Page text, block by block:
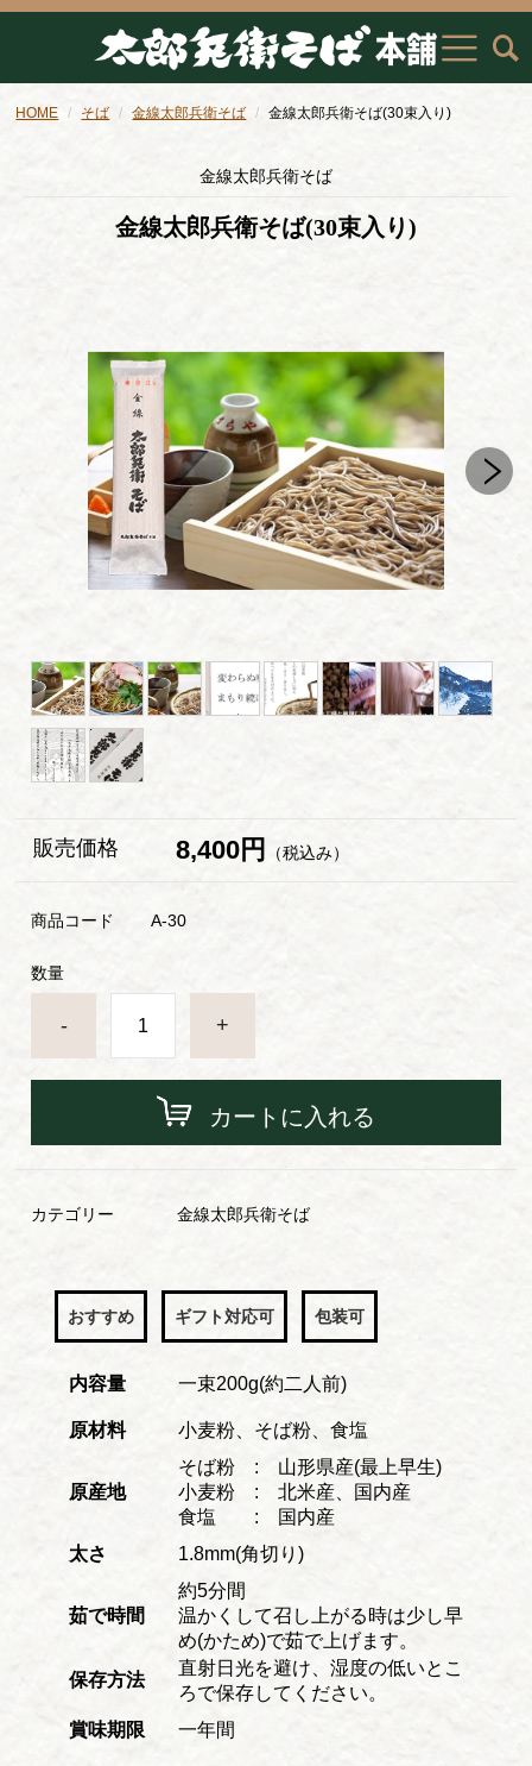
HOME そば 金線太郎兵衛そば 金線太郎兵衛そば(30束入り)
金線太郎兵衛そば
金線太郎兵衛そば(30束入り)
販売価格 8,400円 （税込み）
商品コード A-30
数量
- +
カートに入れる
カテゴリー 金線太郎兵衛そば
おすすめ ギフト対応可 包装可
内容量 一束200g(約二人前)
原材料 小麦粉、そば粉、食塩
原産地
そば粉 : 山形県産(最上早生)
小麦粉 : 北米産、国内産
食塩 : 国内産
太さ
1.8mm(角切り)
茹で時間
約5分間
温かくして召し上がる時は少し早
め(かため)で茹で上げます。
保存方法
直射日光を避け、湿度の低いとこ
ろで保存してください。
賞味期限
一年間